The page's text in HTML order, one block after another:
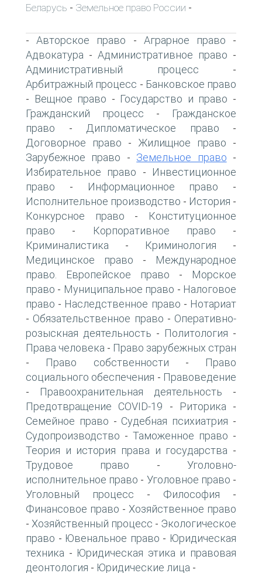
Беларусь - Земельное право России -
-Авторское право - Аграрное право -
Адвокатура - Административное право -
Административный процесс -
Арбитражный процесс - Банковское право
- Вещное право - Государство и право -
Гражданский процесс -
Гражданское
право - Дипломатическое право -
Договорное право - Жилищное право -
Зарубежное право - Земельное право -
Избирательное право -
Инвестиционное
право - Информационное право -
Исполнительное производство - История -
Конкурсное право -
Конституционное
право - Корпоративное право -
Криминалистика - Криминология -
Медицинское право -
Международное
право. Европейское право -
Морское
право - Муниципальное право - Налоговое
право - Наследственное право - Нотариат
- Обязательственное право - Оперативно-
розыскная деятельность - Политология -
Права человека - Право зарубежных стран
- Право собственности -
Право
социального обеспечения - Правоведение
- Правоохранительная деятельность -
Предотвращение COVID-19 - Риторика -
Семейное право - Судебная психиатрия -
Судопроизводство - Таможенное право -
Теория и история права и государства -
Трудовое право -Уголовно-
исполнительное право - Уголовное право -
Уголовный процесс - Философия -
Финансовое право - Хозяйственное право
- Хозяйственный процесс - Экологическое
право - Ювенальное право - Юридическая
техника - Юридическая этика и правовая
деонтология - Юридические лица -